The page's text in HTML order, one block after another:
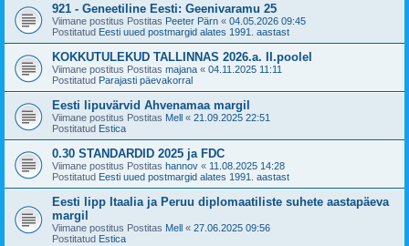
921 - Geneetiline Eesti: Geenivaramu 25
Viimane postitus Postitas Peeter Pärn « 04.05.2026 09:45
Postitatud Eesti uued postmargid alates 1991. aastast
KOKKUTULEKUD TALLINNAS 2026.a. II.poolel
Viimane postitus Postitas majana « 04.11.2025 11:11
Postitatud Parajasti päevakorral
Eesti lipuvärvid Ahvenamaa margil
Viimane postitus Postitas Mell « 21.09.2025 22:51
Postitatud Estica
0.30 STANDARDID 2025 ja FDC
Viimane postitus Postitas hannov « 11.08.2025 14:28
Postitatud Eesti uued postmargid alates 1991. aastast
Eesti lipp Itaalia ja Peruu diplomaatiliste suhete aastapäeva
margil
Viimane postitus Postitas Mell « 27.06.2025 09:56
Postitatud Estica